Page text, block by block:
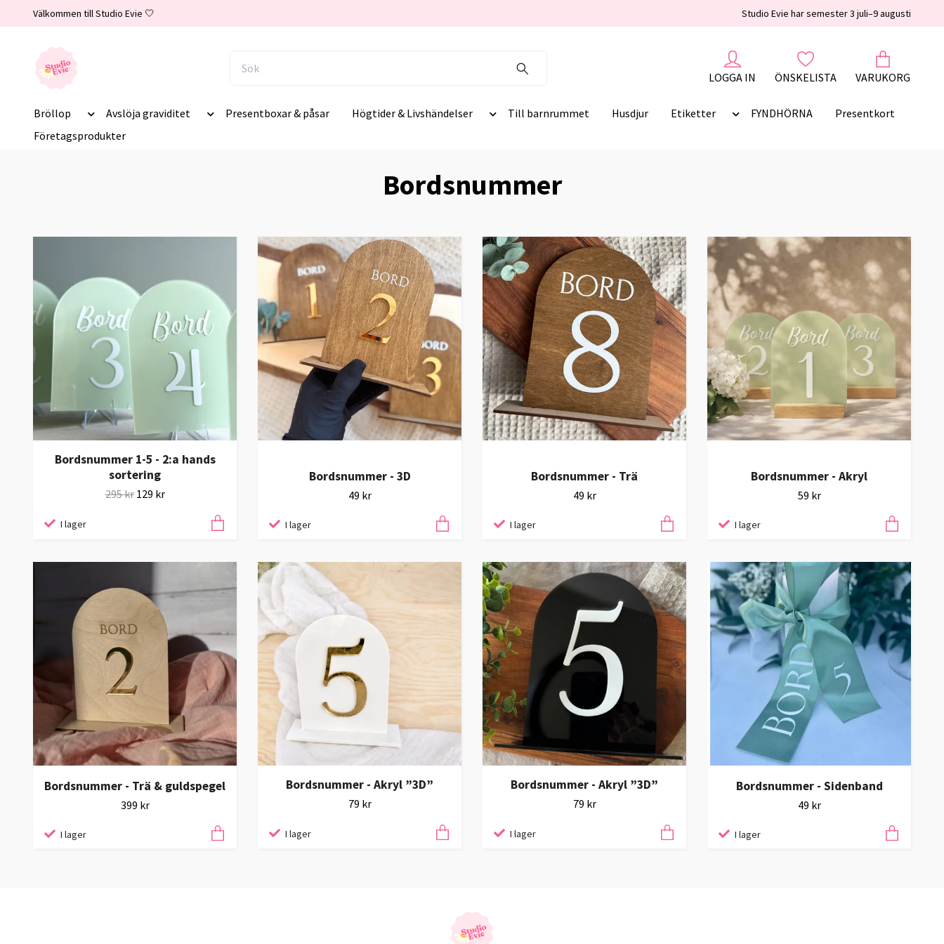
Välkommen till Studio Evie 🤍 Studio Evie har semester 3 juli–9 augusti
LOGGA IN ÖNSKELISTA VARUKORG
Bröllop Avslöja graviditet Presentboxar & påsar Högtider & Livshändelser Till barnrummet Husdjur Etiketter FYNDHÖRNA
Presentkort
Företagsprodukter
Bordsnummer
Bordsnummer 1-5 - 2:a hands
sortering
295 kr 129 kr
I lager
Bordsnummer - 3D
49 kr
I lager
Bordsnummer - Trä
49 kr
I lager
Bordsnummer - Akryl
59 kr
I lager
Bordsnummer - Trä & guldspegel
399 kr
I lager
Bordsnummer - Akryl ”3D”
79 kr
I lager
Bordsnummer - Akryl ”3D”
79 kr
I lager
Bordsnummer - Sidenband
49 kr
I lager